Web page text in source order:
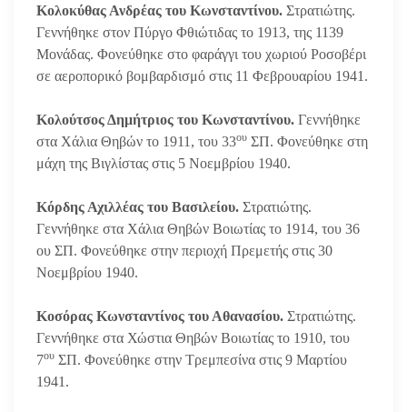
Κολοκύθας Ανδρέας του Κωνσταντίνου. Στρατιώτης.
Γεννήθηκε στον Πύργο Φθιώτιδας το 1913, της 1139
Μονάδας. Φονεύθηκε στο φαράγγι του χωριού Ροσοβέρι
σε αεροπορικό βομβαρδισμό στις 11 Φεβρουαρίου 1941.
Κολούτσος Δημήτριος του Κωνσταντίνου. Γεννήθηκε
στα Χάλια Θηβών το 1911, του 33ου ΣΠ. Φονεύθηκε στη
μάχη της Βιγλίστας στις 5 Νοεμβρίου 1940.
Κόρδης Αχιλλέας του Βασιλείου. Στρατιώτης.
Γεννήθηκε στα Χάλια Θηβών Βοιωτίας το 1914, του 36
ου ΣΠ. Φονεύθηκε στην περιοχή Πρεμετής στις 30
Νοεμβρίου 1940.
Κοσόρας Κωνσταντίνος του Αθανασίου. Στρατιώτης.
Γεννήθηκε στα Χώστια Θηβών Βοιωτίας το 1910, του
7ου ΣΠ. Φονεύθηκε στην Τρεμπεσίνα στις 9 Μαρτίου
1941.